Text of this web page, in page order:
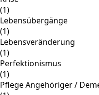
(1)
Lebensübergänge
(1)
Lebensveränderung
(1)
Perfektionismus
(1)
Pflege Angehöriger /